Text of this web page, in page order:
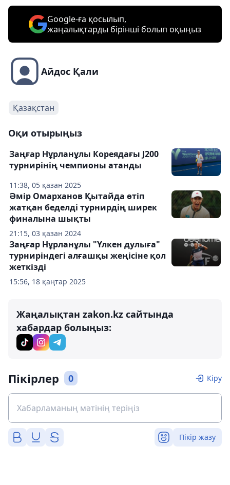
Google-ға қосылып,
жаңалықтарды бірінші болып оқыңыз
Айдос Қали
Қазақстан
Оқи отырыңыз
11:38, 05 қазан 2025
Заңғар Нұрланұлы Кореядағы J200
турнирінің чемпионы атанды
21:15, 03 қазан 2024
Әмір Омарханов Қытайда өтіп
жатқан беделді турнирдің ширек
финалына шықты
15:56, 18 қаңтар 2025
Заңғар Нұрланұлы "Үлкен дулыға"
турниріндегі алғашқы жеңісіне қол
жеткізді
Жаңалықтан zakon.kz сайтында
хабардар болыңыз:
Пікірлер 0 Кіру
Пікір жазу